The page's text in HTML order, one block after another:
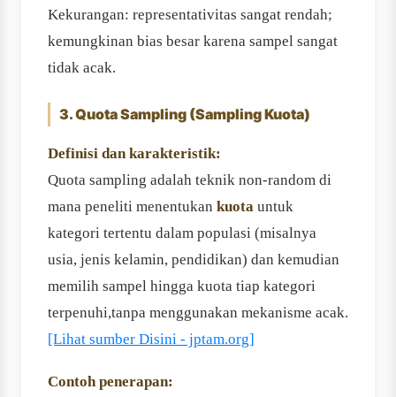
Kekurangan: representativitas sangat rendah;
kemungkinan bias besar karena sampel sangat
tidak acak.
3. Quota Sampling (Sampling Kuota)
Definisi dan karakteristik:
Quota sampling adalah teknik non-random di
mana peneliti menentukan kuota untuk
kategori tertentu dalam populasi (misalnya
usia, jenis kelamin, pendidikan) dan kemudian
memilih sampel hingga kuota tiap kategori
terpenuhi,tanpa menggunakan mekanisme acak.
[Lihat sumber Disini - jptam.org]
Contoh penerapan: